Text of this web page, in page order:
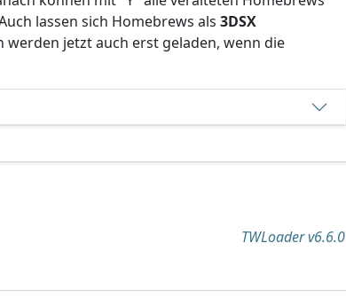
lassen sich Homebrews als 3DSX
jetzt auch erst geladen, wenn die
TWLoader v6.6.0